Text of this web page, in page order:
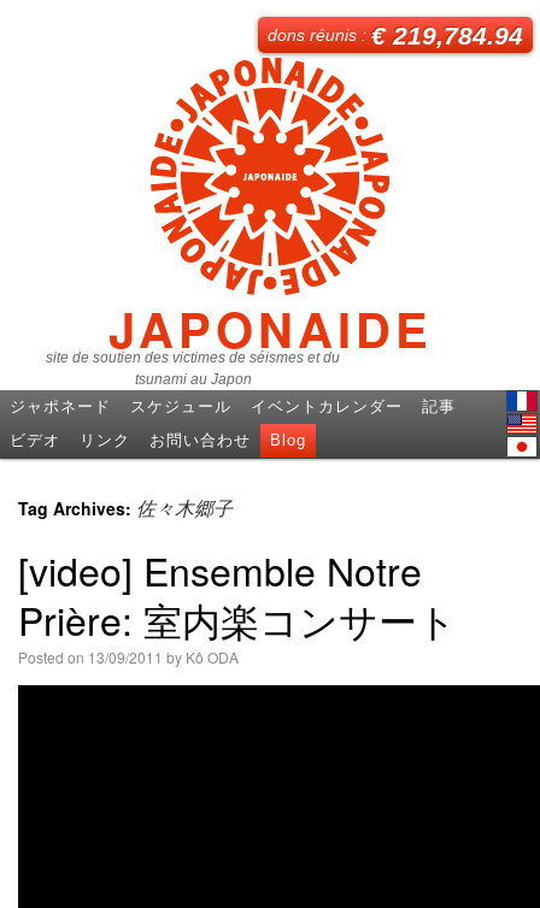
JAPONAIDE
site de soutien des victimes de séismes et du
tsunami au Japon
dons réunis :€ 219,784.94
ジャポネード スケジュール イベントカレンダー
記事
ビデオ
リンク お問い合わせ Blog
Tag Archives: 佐々木郷子
[video] Ensemble Notre
Prière: 室内楽コンサート
Posted on 13/09/2011 by Kô ODA